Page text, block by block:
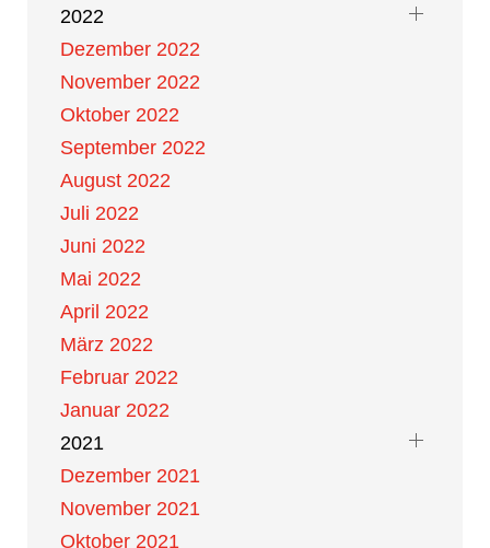
2022
Dezember 2022
November 2022
Oktober 2022
September 2022
August 2022
Juli 2022
Juni 2022
Mai 2022
April 2022
März 2022
Februar 2022
Januar 2022
2021
Dezember 2021
November 2021
Oktober 2021